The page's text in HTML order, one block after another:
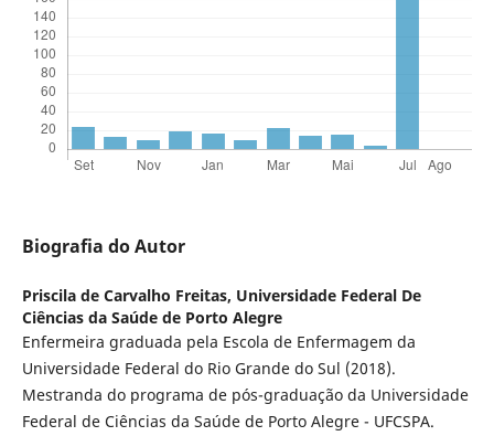
Biografia do Autor
Priscila de Carvalho Freitas, Universidade Federal De
Ciências da Saúde de Porto Alegre
Enfermeira graduada pela Escola de Enfermagem da
Universidade Federal do Rio Grande do Sul (2018).
Mestranda do programa de pós-graduação da Universidade
Federal de Ciências da Saúde de Porto Alegre - UFCSPA.